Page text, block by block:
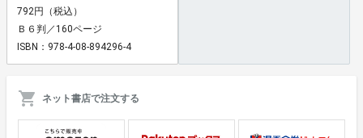
792円（税込）
Ｂ６判／160ページ
ISBN：978-4-08-894296-4
ネット書店で注文する